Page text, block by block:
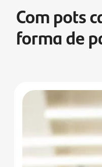
Com pots
forma de